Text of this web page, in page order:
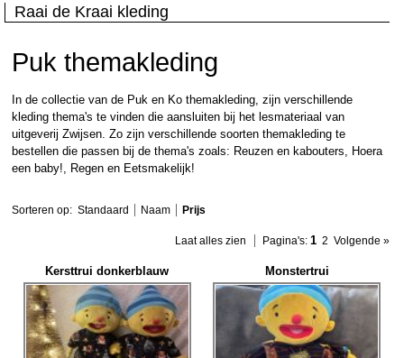
Raai de Kraai kleding
Puk themakleding
In de collectie van de Puk en Ko themakleding, zijn verschillende
kleding thema's te vinden die aansluiten bij het lesmateriaal van
uitgeverij Zwijsen. Zo zijn verschillende soorten themakleding te
bestellen die passen bij de thema's zoals: Reuzen en kabouters, Hoera
een baby!, Regen en Eetsmakelijk!
Sorteren op: Standaard Naam Prijs
Laat alles zien Pagina's: 1 2 Volgende »
Kersttrui donkerblauw Monstertrui